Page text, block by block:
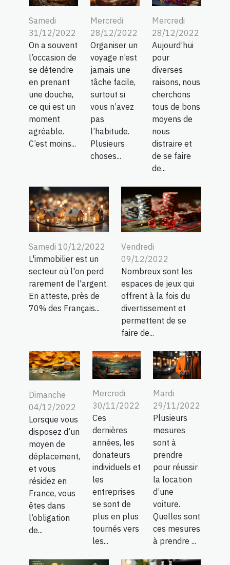
Samedi
31/12/2022
On a souvent
l’occasion de
se détendre
en prenant
une douche,
ce qui est un
moment
agréable.
C’est moins...
Mercredi
28/12/2022
Organiser un
voyage n’est
jamais une
tâche facile,
surtout si
vous n’avez
pas
l’habitude.
Plusieurs
choses...
Mercredi
28/12/2022
Aujourd’hui
pour
diverses
raisons, nous
cherchons
tous de bons
moyens de
nous
distraire et
de se faire
de...
Samedi 10/12/2022
L'immobilier est un
secteur où l'on perd
rarement de l'argent.
En atteste, près de
70% des Français...
Vendredi
09/12/2022
Nombreux sont les
espaces de jeux qui
offrent à la fois du
divertissement et
permettent de se
faire de...
Dimanche
04/12/2022
Lorsque vous
disposez d’un
moyen de
déplacement,
et vous
résidez en
France, vous
êtes dans
l’obligation
de...
Mercredi
30/11/2022
Ces
dernières
années, les
donateurs
individuels et
les
entreprises
se sont de
plus en plus
tournés vers
les...
Mardi
29/11/2022
Plusieurs
mesures
sont à
prendre
pour réussir
la location
d’une
voiture.
Quelles sont
ces mesures
à prendre ...